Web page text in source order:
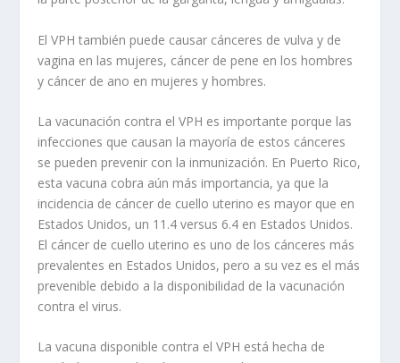
El VPH también puede causar cánceres de vulva y de
vagina en las mujeres, cáncer de pene en los hombres
y cáncer de ano en mujeres y hombres.
La vacunación contra el VPH es importante porque las
infecciones que causan la mayoría de estos cánceres
se pueden prevenir con la inmunización. En Puerto Rico,
esta vacuna cobra aún más importancia, ya que la
incidencia de cáncer de cuello uterino es mayor que en
Estados Unidos, un 11.4 versus 6.4 en Estados Unidos.
El cáncer de cuello uterino es uno de los cánceres más
prevalentes en Estados Unidos, pero a su vez es el más
prevenible debido a la disponibilidad de la vacunación
contra el virus.
La vacuna disponible contra el VPH está hecha de